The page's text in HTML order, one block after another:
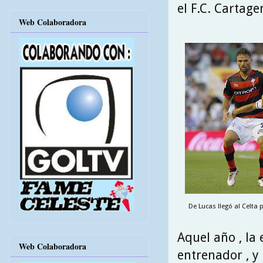
el F.C.
De Lucas llegó al Celta
Aquel año , la
entrenador ,
Web Colaboradora
Web Colaboradora